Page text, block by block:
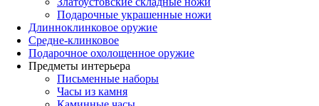
Подарочные украшенные ножи
Длинноклинковое оружие
Средне-клинковое
Подарочное охолощенное оружие
Предметы интерьера
Письменные наборы
Часы из камня